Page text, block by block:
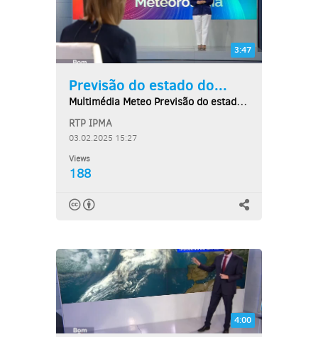
3:47
Previsão do estado do...
Multimédia Meteo Previsão do estado do tempo,...
RTP IPMA
03.02.2025 15:27
Views
188
4:00